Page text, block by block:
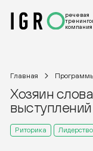
речевая
компания
Главная
Хозяин
выступлений
Риторика Лидерство